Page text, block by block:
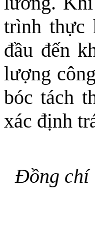
trình thực
đầu đến
lượng
bóc tách
xác định
Đồng chí